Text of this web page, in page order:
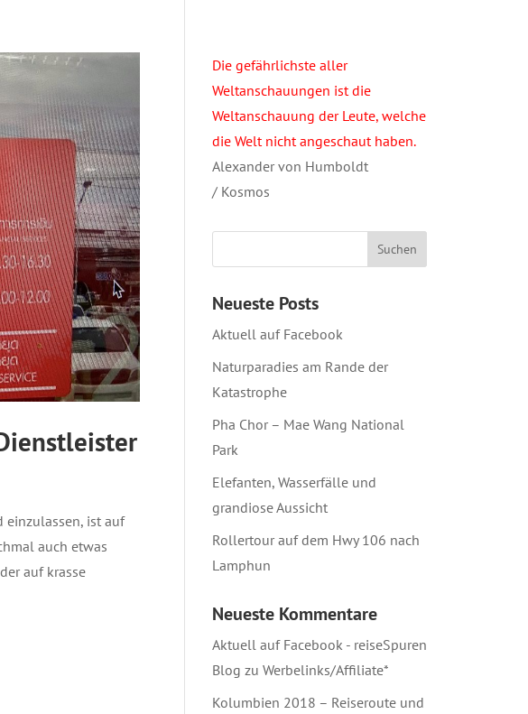
einzulassen, ist auf
auch etwas
auf krasse
Die gefährlichste aller
Weltanschauungen ist die
Weltanschauung der Leute, welche
die Welt nicht angeschaut haben.
Alexander von Humboldt
/ Kosmos
Neueste Posts
Aktuell auf Facebook
Naturparadies am Rande der
Katastrophe
Pha Chor – Mae Wang National
Park
Elefanten, Wasserfälle und
grandiose Aussicht
Rollertour auf dem Hwy 106 nach
Lamphun
Neueste Kommentare
Aktuell auf Facebook - reiseSpuren
Blog zu Werbelinks/Affiliate*
Kolumbien 2018 – Reiseroute und